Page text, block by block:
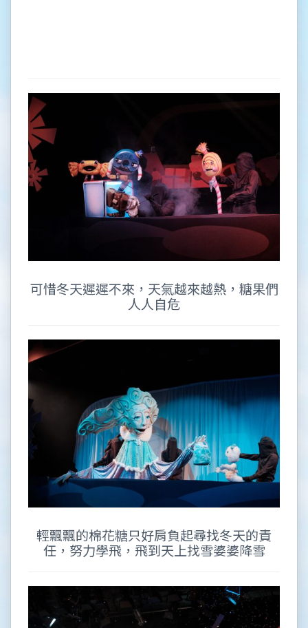
可惜冬天遲遲不來，天氣越來越熱，糖果們
人人自危
輕飄飄的棉花糖只好肩負起尋找冬天的責
任，努力學飛，飛到天上找雪婆婆降雪